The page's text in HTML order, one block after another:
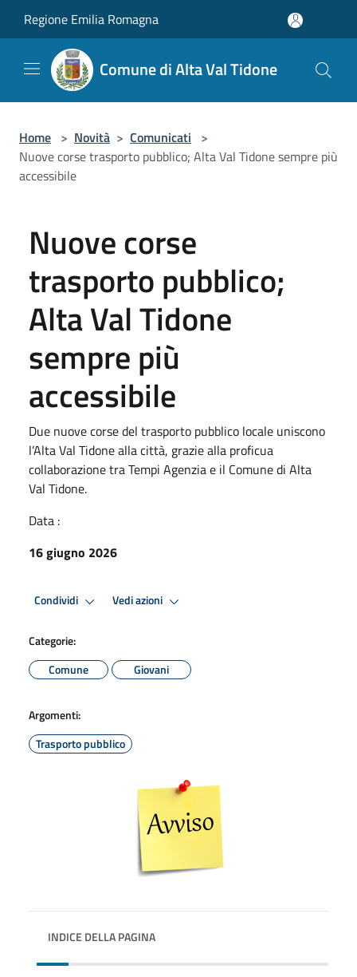
Regione Emilia Romagna
Comune di Alta Val Tidone
Home > Novità > Comunicati >
Nuove corse trasporto pubblico; Alta Val Tidone sempre più
accessibile
Nuove corse
trasporto pubblico;
Alta Val Tidone
sempre più
accessibile
Due nuove corse del trasporto pubblico locale uniscono
l’Alta Val Tidone alla città, grazie alla proficua
collaborazione tra Tempi Agenzia e il Comune di Alta
Val Tidone.
Data :
16 giugno 2026
Condividi Vedi azioni
Categorie:
Comune
Giovani
Argomenti:
Trasporto pubblico
INDICE DELLA PAGINA